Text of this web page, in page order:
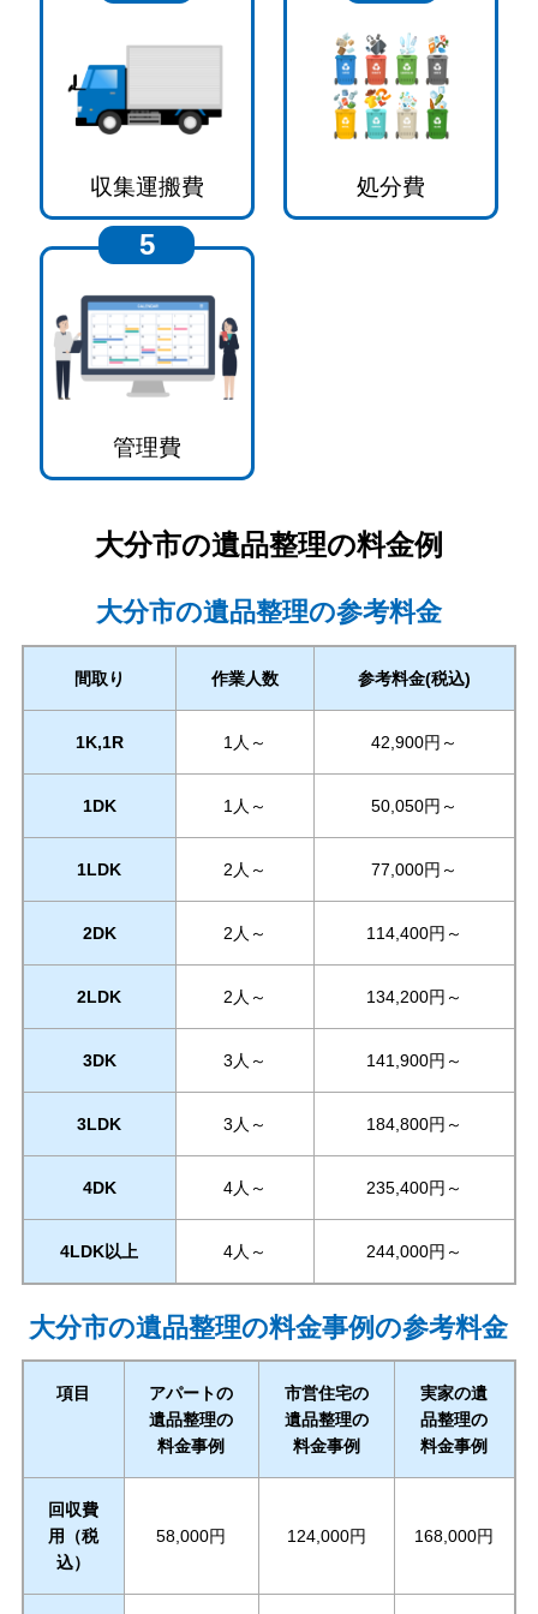
収集運搬費 処分費
5
管理費
大分市の遺品整理の料金例
大分市の遺品整理の参考料金
間取り 作業人数 参考料金(税込)
1K,1R 1人～ 42,900円～
1DK 1人～ 50,050円～
1LDK 2人～ 77,000円～
2DK 2人～ 114,400円～
2LDK 2人～ 134,200円～
3DK 3人～ 141,900円～
3LDK 3人～ 184,800円～
4DK 4人～ 235,400円～
4LDK以上 4人～ 244,000円～
大分市の遺品整理の料金事例の参考料金
項目
アパートの
遺品整理の
料金事例
市営住宅の
遺品整理の
料金事例
実家の遺
品整理の
料金事例
回収費
用（税
込）
58,000円 124,000円 168,000円